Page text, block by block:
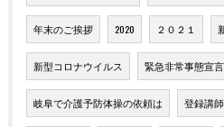
年末のご挨拶 2020 ２０２１
新型コロナウイルス 緊急非常事態宣言
岐阜で介護予防体操の依頼は 登録講師